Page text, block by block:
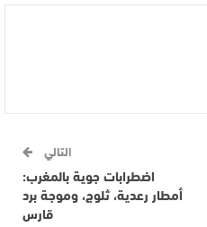
التالي
اضطرابات جوية بالمغرب:
أمطار رعدية، ثلوج، وموجة برد
قارس